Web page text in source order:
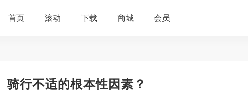
骑行不适的根本性因素？